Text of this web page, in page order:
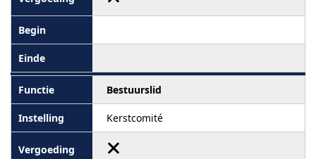
Bestuurslid
Kerstcomité